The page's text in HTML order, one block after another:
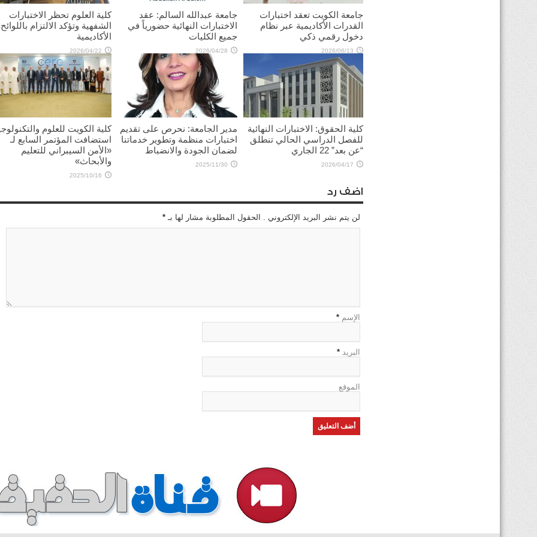
جامعة الكويت تعقد اختبارات
القدرات الأكاديمية عبر نظام
دخول رقمي ذكي
2026/06/13
جامعة عبدالله السالم: عقد
الاختبارات النهائية حضورياً في
جميع الكليات
2026/04/28
كلية العلوم تحظر الاختبارات
الشفهية وتؤكد الالتزام باللوائح
الأكاديمية
2026/04/22
كلية الحقوق: الاختبارات النهائية
للفصل الدراسي الحالي تنطلق
“عن بعد” 22 الجاري
2026/04/17
مدير الجامعة: نحرص على تقديم
اختبارات منظمة وتطوير خدماتنا
لضمان الجودة والانضباط
2025/11/30
كلية الكويت للعلوم
استضافت المؤتمر السابع لـ
«الأمن السيبراني للتعليم
والأبحاث»
2025/10/16
اضف رد
لن يتم نشر البريد الإلكتروني . الحقول المطلوبة مشار لها بـ *
الإسم *
البريد *
الموقع